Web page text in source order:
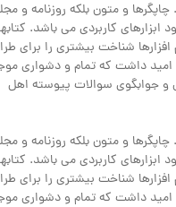
و متون بلکه روزنامه و
ابزارهای کاربردی می باشد.
شناخت بیشتری را برای
امید داشت که تمام و دشواری
و جوابگوی سوالات پیوسته اهل
و متون بلکه روزنامه و
ابزارهای کاربردی می باشد.
شناخت بیشتری را برای
امید داشت که تمام و دشواری